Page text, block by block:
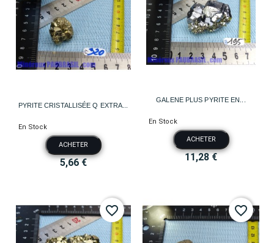
PYRITE CRISTALLISÉE Q EXTRA...
En Stock
ACHETER
5,66 €
GALENE PLUS PYRITE EN...
En Stock
ACHETER
11,28 €
favorite_border favorite_border